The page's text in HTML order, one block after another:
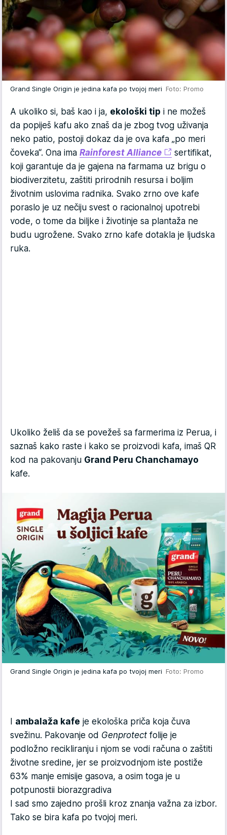
Grand Single Origin je jedina kafa po tvojoj meri Foto: Promo
A ukoliko si, baš kao i ja, ekološki tip i ne možeš
da popiješ kafu ako znaš da je zbog tvog uživanja
neko patio, postoji dokaz da je ova kafa „po meri
čoveka“. Ona ima Rainforest Alliance
sertifikat,
koji garantuje da je gajena na farmama uz brigu o
biodiverzitetu, zaštiti prirodnih resursa i boljim
životnim uslovima radnika. Svako zrno ove kafe
poraslo je uz nečiju svest o racionalnoj upotrebi
vode, o tome da biljke i životinje sa plantaža ne
budu ugrožene. Svako zrno kafe dotakla je ljudska
ruka.
Ukoliko želiš da se povežeš sa farmerima iz Perua, i
saznaš kako raste i kako se proizvodi kafa, imaš QR
kod na pakovanju Grand Peru Chanchamayo
kafe.
Grand Single Origin je jedina kafa po tvojoj meri Foto: Promo
I ambalaža kafe je ekološka priča koja čuva
svežinu. Pakovanje od Genprotect folije je
podložno recikliranju i njom se vodi računa o zaštiti
životne sredine, jer se proizvodnjom iste postiže
63% manje emisije gasova, a osim toga je u
potpunostii biorazgradiva
I sad smo zajedno prošli kroz znanja važna za izbor.
Tako se bira kafa po tvojoj meri.